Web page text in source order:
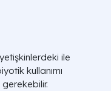
ile
kullanımı